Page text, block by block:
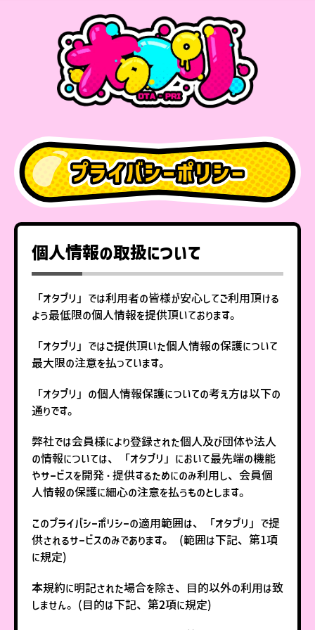
個人情報の取扱について
「オタプリ」では利用者の皆様が安心してご利用頂ける
よう最低限の個人情報を提供頂いております。
「オタプリ」ではご提供頂いた個人情報の保護について
最大限の注意を払っています。
「オタプリ」の個人情報保護についての考え方は以下の
通りです。
弊社では会員様により登録された個人及び団体や法人
の情報については、「オタプリ」において最先端の機能
やサービスを開発・提供するためにのみ利用し、会員個
人情報の保護に細心の注意を払うものとします。
このプライバシーポリシーの適用範囲は、「オタプリ」で提
供されるサービスのみであります。 (範囲は下記、第1項
に規定)
本規約に明記された場合を除き、目的以外の利用は致
しません。(目的は下記、第2項に規定)